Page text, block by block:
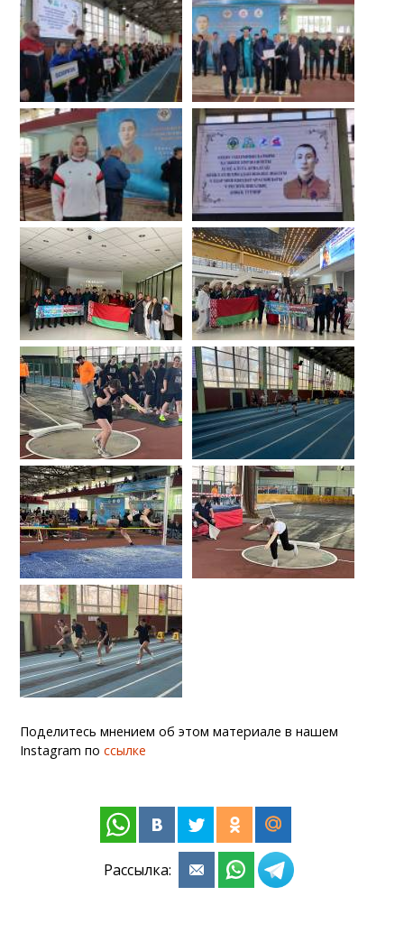
Поделитесь мнением об этом материале в нашем
Instagram поссылке
Рассылка: